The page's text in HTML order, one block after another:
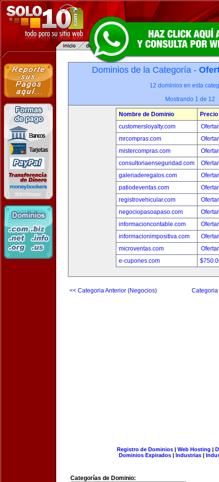
Dominios de la Categoría -
12 dominios en esta
Mostrando 1 de 12
Nombre de Dominio
Precio
customersloyalty.com
mrcompras.com
mistercompras.com
consultoriaenseguridad.com
galeriaderegalos.com
patiodeventas.com
registrovehicular.com
negociopasoapaso.com
informacioncontable.com
informacionimpositiva.com
microventas.com
e-cupones.com
<< Categoria Anterior (Negocios)
Registro de Dominios| Web Hosting |
Dominios Expirados | Industrias |
Categorías de Dominio: